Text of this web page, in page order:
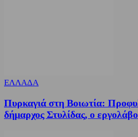
ΕΛΛΑΔΑ
Πυρκαγιά στη Βοιωτία:
δήμαρχος Στυλίδας, ο